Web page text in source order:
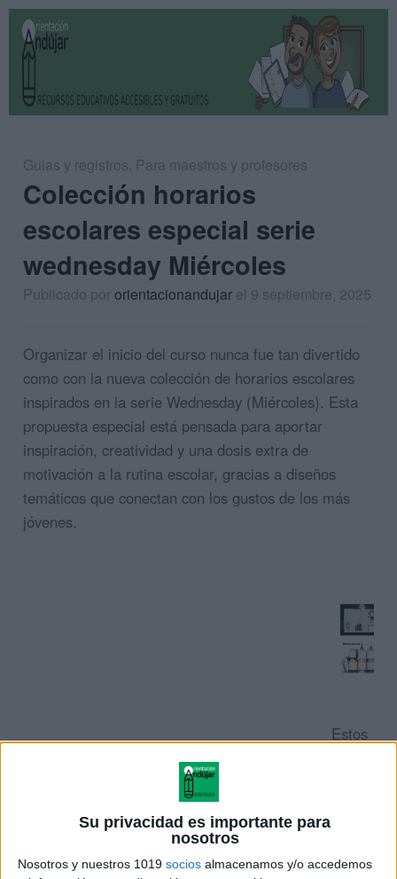
Su privacidad es importante para
nosotros
Nosotros y nuestros 1019 socios almacenamos y/o accedemos
Guias y registros, Para maestros y profesores
Colección horarios
escolares especial serie
wednesday Miércoles
Publicado pororientacionandujar el 9 septiembre, 2025
Organizar el inicio del curso nunca fue tan divertido
como con la nueva colección de horarios escolares
inspirados en la serie Wednesday (Miércoles). Esta
propuesta especial está pensada para aportar
inspiración, creatividad y una dosis extra de
motivación a la rutina escolar, gracias a diseños
temáticos que conectan con los gustos de los más
jóvenes.
Estos